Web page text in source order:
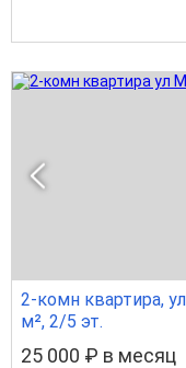
2-комн квартира,
м², 2/5 эт.
25 000 ₽ в месяц